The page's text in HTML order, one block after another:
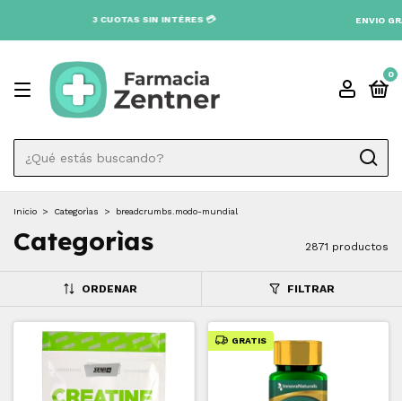
ENVIO GRATIS A TODO EL PAÍS DESDE
0
Inicio > Categorìas > breadcrumbs.modo-mundial
Categorìas 2871 productos
ORDENAR FILTRAR
GRATIS